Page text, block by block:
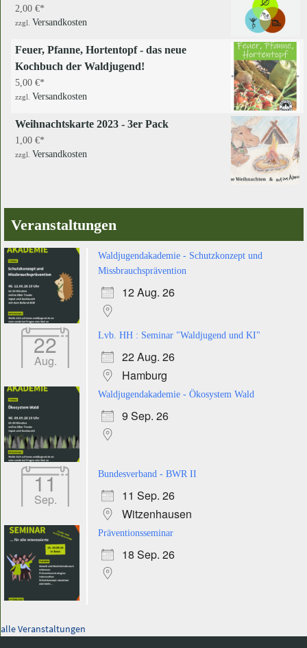
2,00 €
zzgl. Versandkosten
Feuer, Pfanne, Hortentopf - das neue
Kochbuch der Waldjugend!
5,00 €
zzgl. Versandkosten
Weihnachtskarte 2023 - 3er Pack
1,00 €
zzgl. Versandkosten
Veranstaltungen
Waldjugendakademie - Schutzkonzept und
Missbrauchsprävention
12 Aug. 26
22
Aug.
Lvb. HH : Seminar "Waldjugend und KI"
22 Aug. 26
Hamburg
Waldjugendakademie - Ökosystem Wald
9 Sep. 26
11
Sep.
Bundesverband - BWR II
11 Sep. 26
Witzenhausen
Präventionsseminar
18 Sep. 26
alle Veranstaltungen